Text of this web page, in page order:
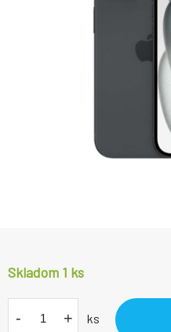
Skladom 1 ks
- + ks